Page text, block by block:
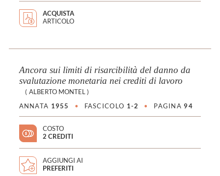
ACQUISTA
ARTICOLO
Ancora sui limiti di risarcibilità del danno da
svalutazione monetaria nei crediti di lavoro
( ALBERTO MONTEL )
ANNATA 1955 • FASCICOLO 1-2 • PAGINA 94
COSTO
2 CREDITI
AGGIUNGI AI
PREFERITI